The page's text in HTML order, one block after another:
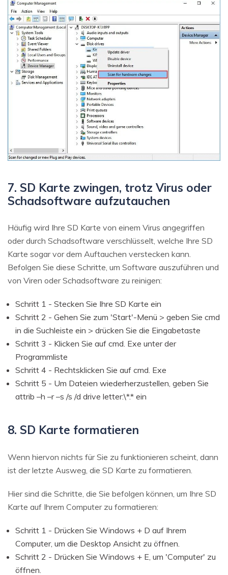
7. SD Karte zwingen, trotz Virus oder
Schadsoftware aufzutauchen
Häufig wird Ihre SD Karte von einem Virus angegriffen
oder durch Schadsoftware verschlüsselt, welche Ihre SD
Karte sogar vor dem Auftauchen verstecken kann.
Befolgen Sie diese Schritte, um Software auszuführen und
von Viren oder Schadsoftware zu reinigen:
Schritt 1 - Stecken Sie Ihre SD Karte ein
Schritt 2 - Gehen Sie zum 'Start'-Menü > geben Sie cmd
in die Suchleiste ein > drücken Sie die Eingabetaste
Schritt 3 - Klicken Sie auf cmd. Exe unter der
Programmliste
Schritt 4 - Rechtsklicken Sie auf cmd. Exe
Schritt 5 - Um Dateien wiederherzustellen, geben Sie
attrib –h –r –s /s /d drive letter:\*.* ein
8. SD Karte formatieren
Wenn hiervon nichts für Sie zu funktionieren scheint, dann
ist der letzte Ausweg, die SD Karte zu formatieren.
Hier sind die Schritte, die Sie befolgen können, um Ihre SD
Karte auf Ihrem Computer zu formatieren:
Schritt 1 - Drücken Sie Windows + D auf Ihrem
Computer, um die Desktop Ansicht zu öffnen.
Schritt 2 - Drücken Sie Windows + E, um 'Computer' zu
öffnen.